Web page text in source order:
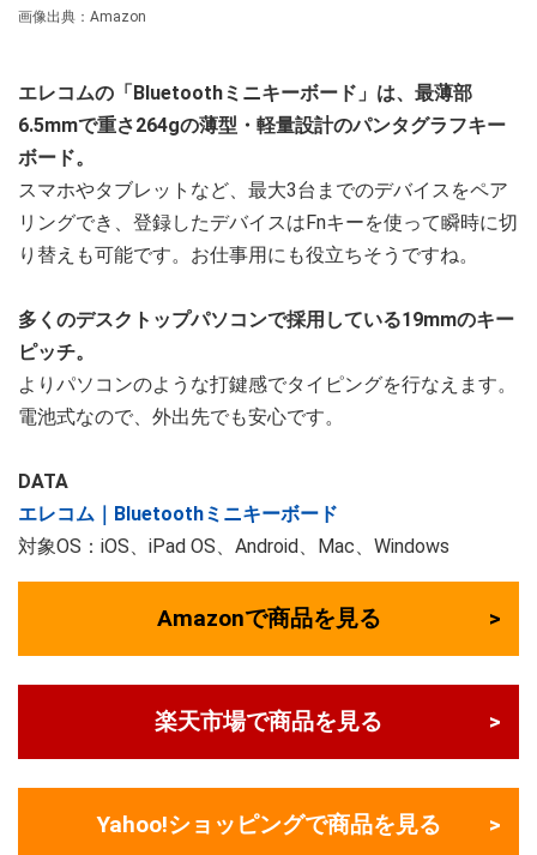
画像出典：Amazon
エレコムの「Bluetoothミニキーボード」は、最薄部
6.5mmで重さ264gの薄型・軽量設計のパンタグラフキー
ボード。
スマホやタブレットなど、最大3台までのデバイスをペア
リングでき、登録したデバイスはFnキーを使って瞬時に切
り替えも可能です。お仕事用にも役立ちそうですね。
多くのデスクトップパソコンで採用している19mmのキー
ピッチ。
よりパソコンのような打鍵感でタイピングを行なえます。
電池式なので、外出先でも安心です。
DATA
エレコム｜Bluetoothミニキーボード
対象OS：iOS、iPad OS、Android、Mac、Windows
Amazonで商品を見る
楽天市場で商品を見る
Yahoo!ショッピングで商品を見る